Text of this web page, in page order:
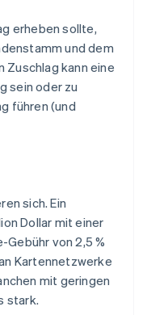
erheben sollte,
und dem
Zuschlag kann eine
sein oder zu
führen (und
sich. Ein
Dollar mit einer
von 2,5 %
Kartennetzwerke
mit geringen
stark.